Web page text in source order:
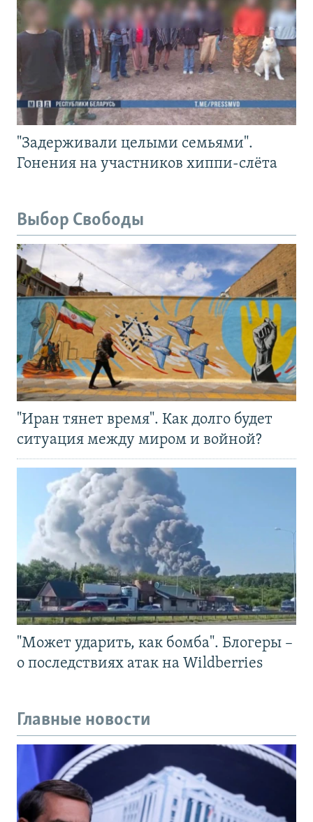
"Задерживали целыми семьями".
Гонения на участников хиппи-слёта
Выбор Свободы
"Иран тянет время". Как долго будет
ситуация между миром и войной?
"Может ударить, как бомба". Блогеры –
о последствиях атак на Wildberries
Главные новости